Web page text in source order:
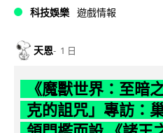
科技娛樂 遊戲情報
天恩 1 日
《魔獸世界：至暗
克的詛咒」專訪：